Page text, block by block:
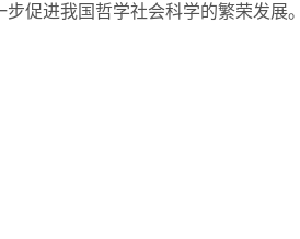
步促进我国哲学社会科学的繁荣发展。